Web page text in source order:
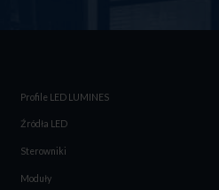
Profile LED LUMINES
Źródła LED
Sterowniki
Moduły